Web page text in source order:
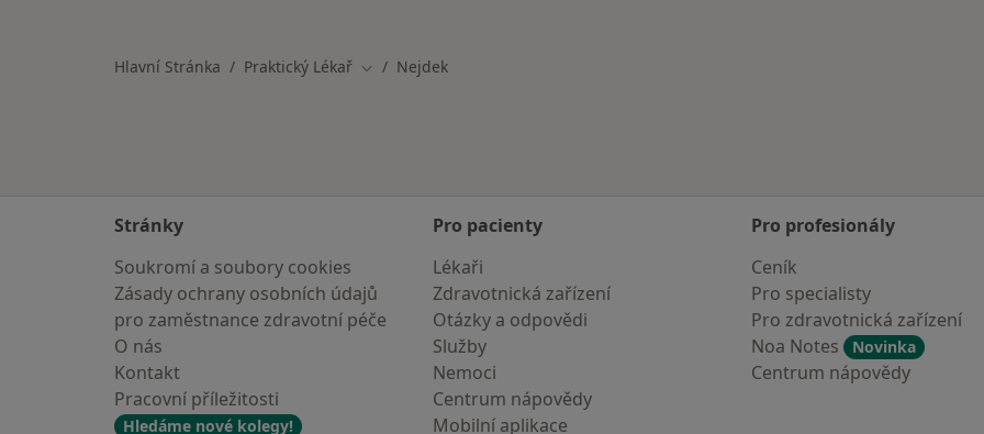
Hlavní Stránka Praktický Lékař Změna města
Nejdek
Stránky
Soukromí a soubory cookies
Zásady ochrany osobních údajů
pro zaměstnance zdravotní péče
O nás
Kontakt
Pracovní příležitosti
Hledáme nové kolegy!
Pro pacienty
Lékaři
Zdravotnická zařízení
Otázky a odpovědi
Služby
Nemoci
Centrum nápovědy
Mobilní aplikace
Pro profesionály
Ceník
Pro specialisty
Pro zdravotnická zařízení
Noa Notes
Novinka
Centrum nápovědy